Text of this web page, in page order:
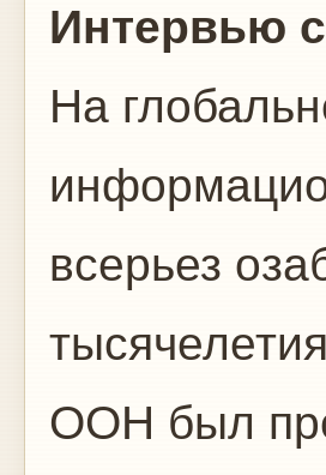
Интервью
На
всерьез
ООН был